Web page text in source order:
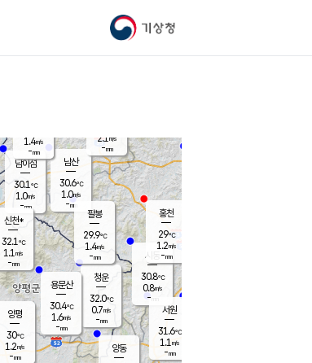
기상청
남이섬
30.1℃
1.0m/s
-mm
남산
30.6℃
1.0m/s
-mm
청운
32.0℃
0.7m/s
-mm
팔봉
29.9℃
1.4m/s
-mm
양동
1.4m/s
-mm
신천*
32.1℃
1.1 m/s
-mm
시동
30.8℃
0.8m/s
- mm
서원
31.6℃
1.1 m/s
-mm
용문산
30.4℃
1.6m/s
-mm
홍천
29℃
1.2m/s
-mm
양평
30℃
1.2m/s
-mm
2.1 m/s
-mm